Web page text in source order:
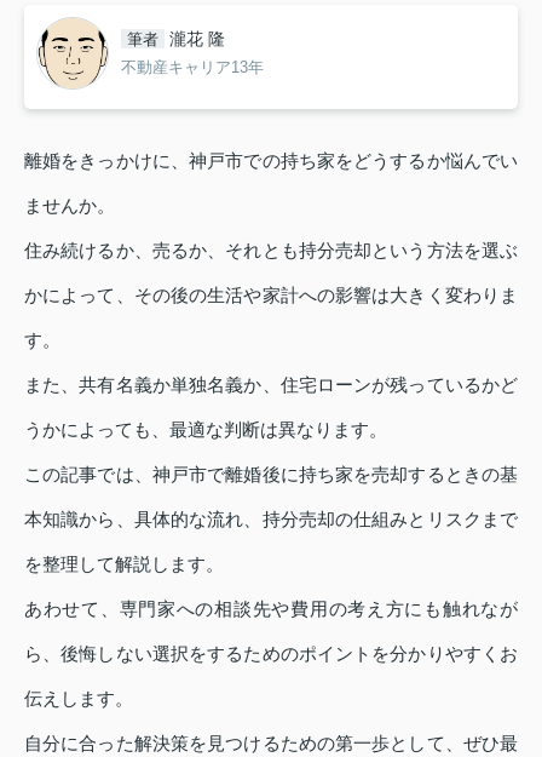
筆者 瀧花 隆
不動産キャリア13年
離婚をきっかけに、神戸市での持ち家をどうするか悩んでい
ませんか。
住み続けるか、売るか、それとも持分売却という方法を選ぶ
かによって、その後の生活や家計への影響は大きく変わりま
す。
また、共有名義か単独名義か、住宅ローンが残っているかど
うかによっても、最適な判断は異なります。
この記事では、神戸市で離婚後に持ち家を売却するときの基
本知識から、具体的な流れ、持分売却の仕組みとリスクまで
を整理して解説します。
あわせて、専門家への相談先や費用の考え方にも触れなが
ら、後悔しない選択をするためのポイントを分かりやすくお
伝えします。
自分に合った解決策を見つけるための第一歩として、ぜひ最